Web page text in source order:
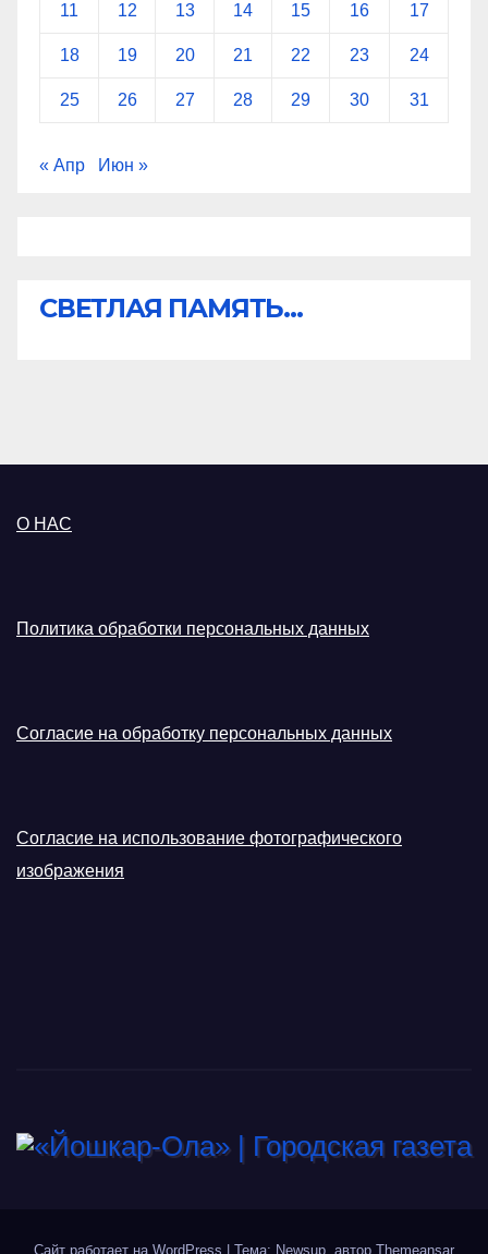
11 12 13 14 15 16 17
18 19 20 21 22 23 24
25 26 27 28 29 30 31
« Апр Июн »
СВЕТЛАЯ ПАМЯТЬ...
О НАС
Политика обработки персональных данных
Согласие на обработку персональных данных
Согласие на использование фотографического
изображения
Сайт работает на WordPress Тема: Newsup, автор Themeansar